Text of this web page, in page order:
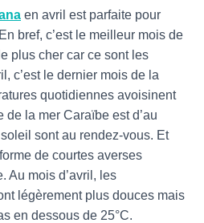
en avril est parfaite pour
bref, c’est le meilleur mois de
plus cher car ce sont les
c’est le dernier mois de la
quotidiennes avoisinent
de la mer Caraïbe est d’au
sont au rendez-vous. Et
de courtes averses
Au mois d’avril, les
légèrement plus douces mais
en dessous de 25°C.